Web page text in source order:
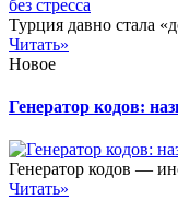
Турция давно стала
Читать»
Новое
Генератор кодов:
Генератор кодов —
Читать»